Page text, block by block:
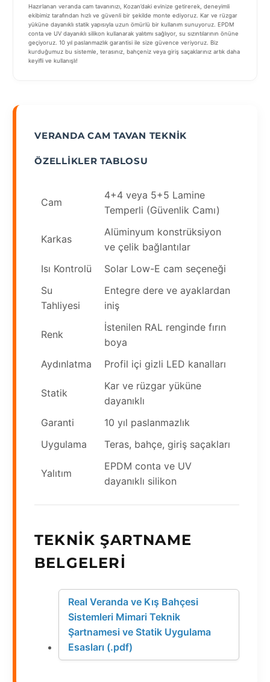
Hazırlanan veranda cam tavanınızı, Kozan’daki evinize getirerek, deneyimli
ekibimiz tarafından hızlı ve güvenli bir şekilde monte ediyoruz. Kar ve rüzgar
yüküne dayanıklı statik yapısıyla uzun ömürlü bir kullanım sunuyoruz. EPDM
conta ve UV dayanıklı silikon kullanarak yalıtımı sağlıyor, su sızıntılarının önüne
geçiyoruz. 10 yıl paslanmazlık garantisi ile size güvence veriyoruz. Biz
kurduğumuz bu sistemle, terasınız, bahçeniz veya giriş saçaklarınız artık daha
keyifli ve kullanışlı!
VERANDA CAM TAVAN TEKNIK
ÖZELLIKLER TABLOSU
Cam
4+4 veya 5+5 Lamine
Temperli (Güvenlik Camı)
Karkas
Alüminyum konstrüksiyon
ve çelik bağlantılar
Isı Kontrolü
Solar Low-E cam seçeneği
Su
Tahliyesi
Entegre dere ve ayaklardan
iniş
Renk
İstenilen RAL renginde fırın
boya
Aydınlatma
Profil içi gizli LED kanalları
Statik
Kar ve rüzgar yüküne
dayanıklı
Garanti
10 yıl paslanmazlık
Uygulama
Teras, bahçe, giriş saçakları
Yalıtım
EPDM conta ve UV
dayanıklı silikon
TEKNIK ŞARTNAME
BELGELERI
Real Veranda ve Kış Bahçesi
Sistemleri Mimari Teknik
Şartnamesi ve Statik Uygulama
Esasları (.pdf)